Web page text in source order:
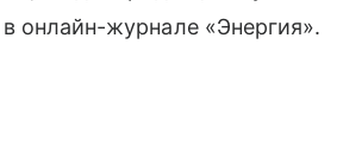
в онлайн-журнале «Энергия».